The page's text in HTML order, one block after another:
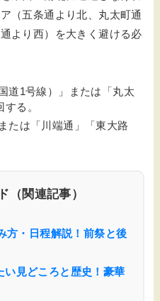
（五条通より北、丸太町通
より西）を大きく避ける必
道1号線）」または「丸太
る。
たは「川端通」「東大路
（関連記事）
方・日程解説！前祭と後
い見どころと歴史！豪華